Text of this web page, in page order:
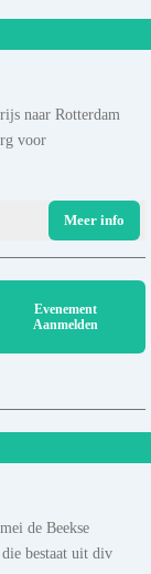
naar Rotterdam
voor
Meer info
Evenement
Aanmelden
de Beekse
bestaat uit div